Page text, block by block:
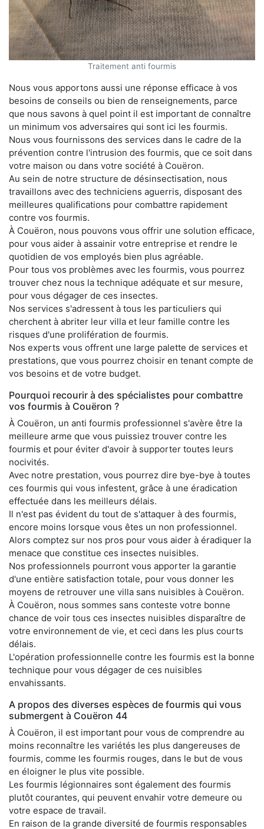
Traitement anti fourmis
Nous vous apportons aussi une réponse efficace à vos
besoins de conseils ou bien de renseignements, parce
que nous savons à quel point il est important de connaître
un minimum vos adversaires qui sont ici les fourmis.
Nous vous fournissons des services dans le cadre de la
prévention contre l'intrusion des fourmis, que ce soit dans
votre maison ou dans votre société à Couëron.
Au sein de notre structure de désinsectisation, nous
travaillons avec des techniciens aguerris, disposant des
meilleures qualifications pour combattre rapidement
contre vos fourmis.
À Couëron, nous pouvons vous offrir une solution efficace,
pour vous aider à assainir votre entreprise et rendre le
quotidien de vos employés bien plus agréable.
Pour tous vos problèmes avec les fourmis, vous pourrez
trouver chez nous la technique adéquate et sur mesure,
pour vous dégager de ces insectes.
Nos services s'adressent à tous les particuliers qui
cherchent à abriter leur villa et leur famille contre les
risques d'une prolifération de fourmis.
Nos experts vous offrent une large palette de services et
prestations, que vous pourrez choisir en tenant compte de
vos besoins et de votre budget.
Pourquoi recourir à des spécialistes pour combattre
vos fourmis à Couëron ?
À Couëron, un anti fourmis professionnel s'avère être la
meilleure arme que vous puissiez trouver contre les
fourmis et pour éviter d'avoir à supporter toutes leurs
nocivités.
Avec notre prestation, vous pourrez dire bye-bye à toutes
ces fourmis qui vous infestent, grâce à une éradication
effectuée dans les meilleurs délais.
Il n'est pas évident du tout de s'attaquer à des fourmis,
encore moins lorsque vous êtes un non professionnel.
Alors comptez sur nos pros pour vous aider à éradiquer la
menace que constitue ces insectes nuisibles.
Nos professionnels pourront vous apporter la garantie
d'une entière satisfaction totale, pour vous donner les
moyens de retrouver une villa sans nuisibles à Couëron.
À Couëron, nous sommes sans conteste votre bonne
chance de voir tous ces insectes nuisibles disparaître de
votre environnement de vie, et ceci dans les plus courts
délais.
L'opération professionnelle contre les fourmis est la bonne
technique pour vous dégager de ces nuisibles
envahissants.
A propos des diverses espèces de fourmis qui vous
submergent à Couëron 44
À Couëron, il est important pour vous de comprendre au
moins reconnaître les variétés les plus dangereuses de
fourmis, comme les fourmis rouges, dans le but de vous
en éloigner le plus vite possible.
Les fourmis légionnaires sont également des fourmis
plutôt courantes, qui peuvent envahir votre demeure ou
votre espace de travail.
En raison de la grande diversité de fourmis responsables